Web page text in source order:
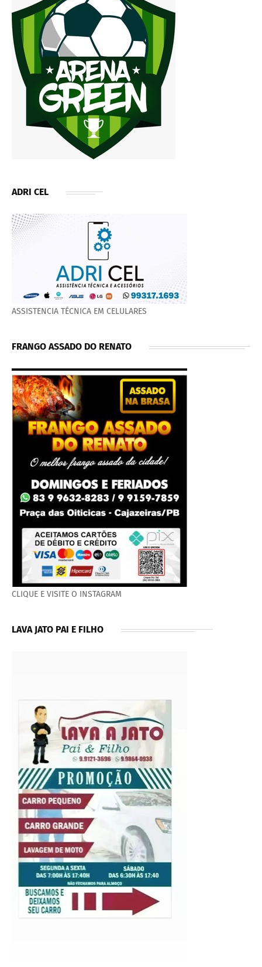
ADRI CEL
ASSISTENCIA TÉCNICA EM CELULARES
FRANGO ASSADO DO RENATO
CLIQUE E VISITE O INSTAGRAM
LAVA JATO PAI E FILHO